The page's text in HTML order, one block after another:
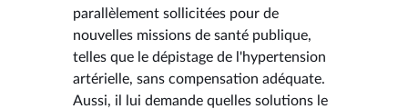
parallèlement sollicitées pour de
nouvelles missions de santé publique,
telles que le dépistage de l'hypertension
artérielle, sans compensation adéquate.
Aussi, il lui demande quelles solutions le